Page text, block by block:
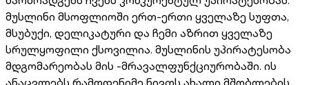
მუსლინი მსოფლიოში ერთ-ერთი ყველაზე სუფთა,
მსუბუქი, დელიკატური და ჩემი აზრით ყველაზე
სრულყოფილი ქსოვილია. მუსლინის უპირატესობა
მდგომარეობას მის -მრავალფუნქციურობაში. ის